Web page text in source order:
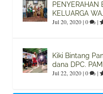
PENYERAHAN
KELUARGA
Jul 20, 2020|0 |
Kiki Bintang
dana DPC.
Jul 22, 2020|0 |